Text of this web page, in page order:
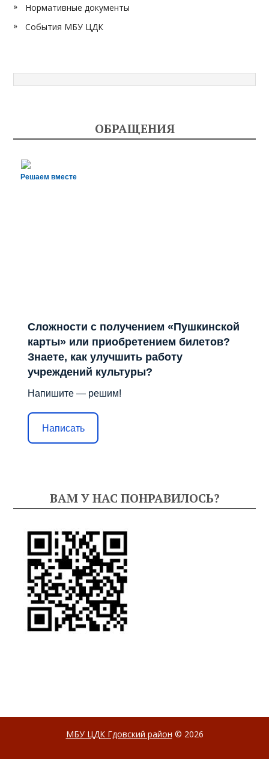
Нормативные документы
События МБУ ЦДК
ОБРАЩЕНИЯ
Решаем вместе
Сложности с получением «Пушкинской
карты» или приобретением билетов?
Знаете, как улучшить работу
учреждений культуры?
Напишите — решим!
Написать
ВАМ У НАС ПОНРАВИЛОСЬ?
МБУ ЦДК Гдовский район © 2026